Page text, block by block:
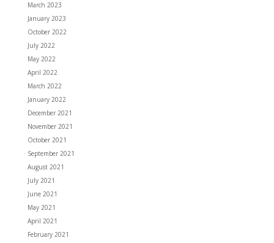
March 2023
January 2023
October 2022
July 2022
May 2022
April 2022
March 2022
January 2022
December 2021
November 2021
October 2021
September 2021
August 2021
July 2021
June 2021
May 2021
April 2021
February 2021